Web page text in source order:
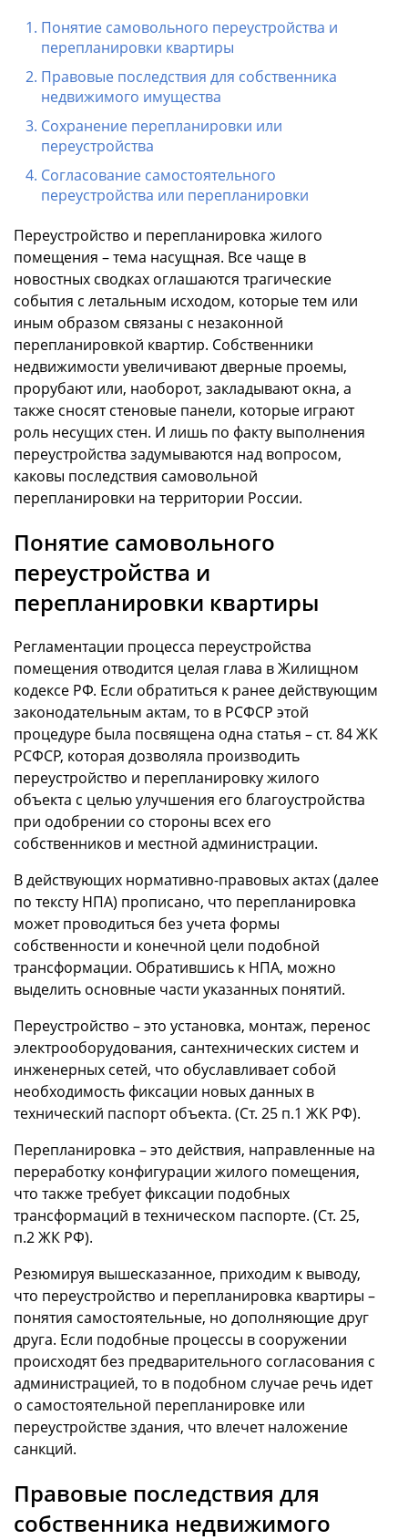
Понятие самовольного переустройства и
перепланировки квартиры
Правовые последствия для собственника
недвижимого имущества
Сохранение перепланировки или
переустройства
Согласование самостоятельного
переустройства или перепланировки
Переустройство и перепланировка жилого
помещения – тема насущная. Все чаще в
новостных сводках оглашаются трагические
события с летальным исходом, которые тем или
иным образом связаны с незаконной
перепланировкой квартир. Собственники
недвижимости увеличивают дверные проемы,
прорубают или, наоборот, закладывают окна, а
также сносят стеновые панели, которые играют
роль несущих стен. И лишь по факту выполнения
переустройства задумываются над вопросом,
каковы последствия самовольной
перепланировки на территории России.
Понятие самовольного
переустройства и
перепланировки квартиры
Регламентации процесса переустройства
помещения отводится целая глава в Жилищном
кодексе РФ. Если обратиться к ранее действующим
законодательным актам, то в РСФСР этой
процедуре была посвящена одна статья – ст. 84 ЖК
РСФСР, которая дозволяла производить
переустройство и перепланировку жилого
объекта с целью улучшения его благоустройства
при одобрении со стороны всех его
собственников и местной администрации.
В действующих нормативно-правовых актах (далее
по тексту НПА) прописано, что перепланировка
может проводиться без учета формы
собственности и конечной цели подобной
трансформации. Обратившись к НПА, можно
выделить основные части указанных понятий.
Переустройство – это установка, монтаж, перенос
электрооборудования, сантехнических систем и
инженерных сетей, что обуславливает собой
необходимость фиксации новых данных в
технический паспорт объекта. (Ст. 25 п.1 ЖК РФ).
Перепланировка – это действия, направленные на
переработку конфигурации жилого помещения,
что также требует фиксации подобных
трансформаций в техническом паспорте. (Ст. 25,
п.2 ЖК РФ).
Резюмируя вышесказанное, приходим к выводу,
что переустройство и перепланировка квартиры –
понятия самостоятельные, но дополняющие друг
друга. Если подобные процессы в сооружении
происходят без предварительного согласования с
администрацией, то в подобном случае речь идет
о самостоятельной перепланировке или
переустройстве здания, что влечет наложение
санкций.
Правовые последствия для
собственника недвижимого